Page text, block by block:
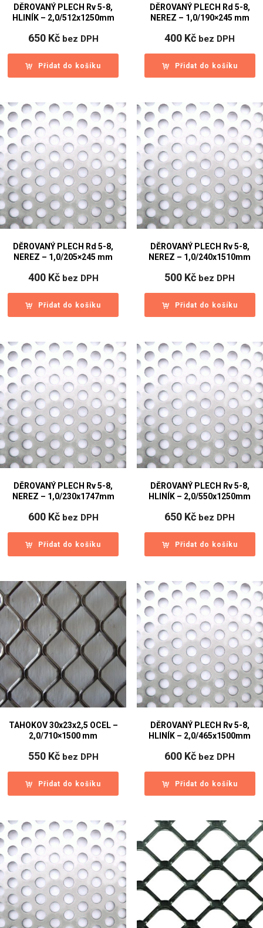
DĚROVANÝ PLECH Rv 5-8,
HLINÍK – 2,0/512x1250mm
650 Kč bez DPH
Přidat do košíku
DĚROVANÝ PLECH Rd 5-8,
NEREZ – 1,0/190×245 mm
400 Kč bez DPH
Přidat do košíku
DĚROVANÝ PLECH Rd 5-8,
NEREZ – 1,0/205×245 mm
400 Kč bez DPH
Přidat do košíku
DĚROVANÝ PLECH Rv 5-8,
NEREZ – 1,0/240x1510mm
500 Kč bez DPH
Přidat do košíku
DĚROVANÝ PLECH Rv 5-8,
NEREZ – 1,0/230x1747mm
600 Kč bez DPH
Přidat do košíku
DĚROVANÝ PLECH Rv 5-8,
HLINÍK – 2,0/550x1250mm
650 Kč bez DPH
Přidat do košíku
TAHOKOV 30x23x2,5 OCEL –
2,0/710×1500 mm
550 Kč bez DPH
Přidat do košíku
DĚROVANÝ PLECH Rv 5-8,
HLINÍK – 2,0/465x1500mm
600 Kč bez DPH
Přidat do košíku